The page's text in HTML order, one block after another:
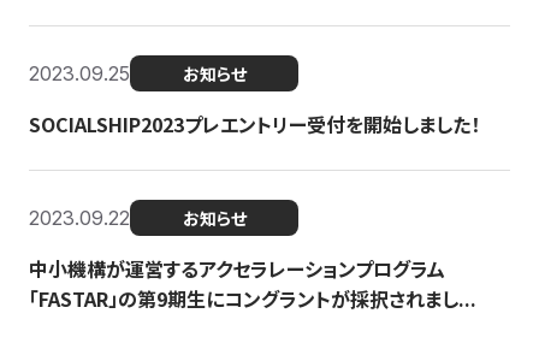
2023.09.25 お知らせ
SOCIALSHIP2023プレエントリー受付を開始しました！
2023.09.22 お知らせ
中小機構が運営するアクセラレーションプログラム
「FASTAR」の第9期生にコングラントが採択されまし...